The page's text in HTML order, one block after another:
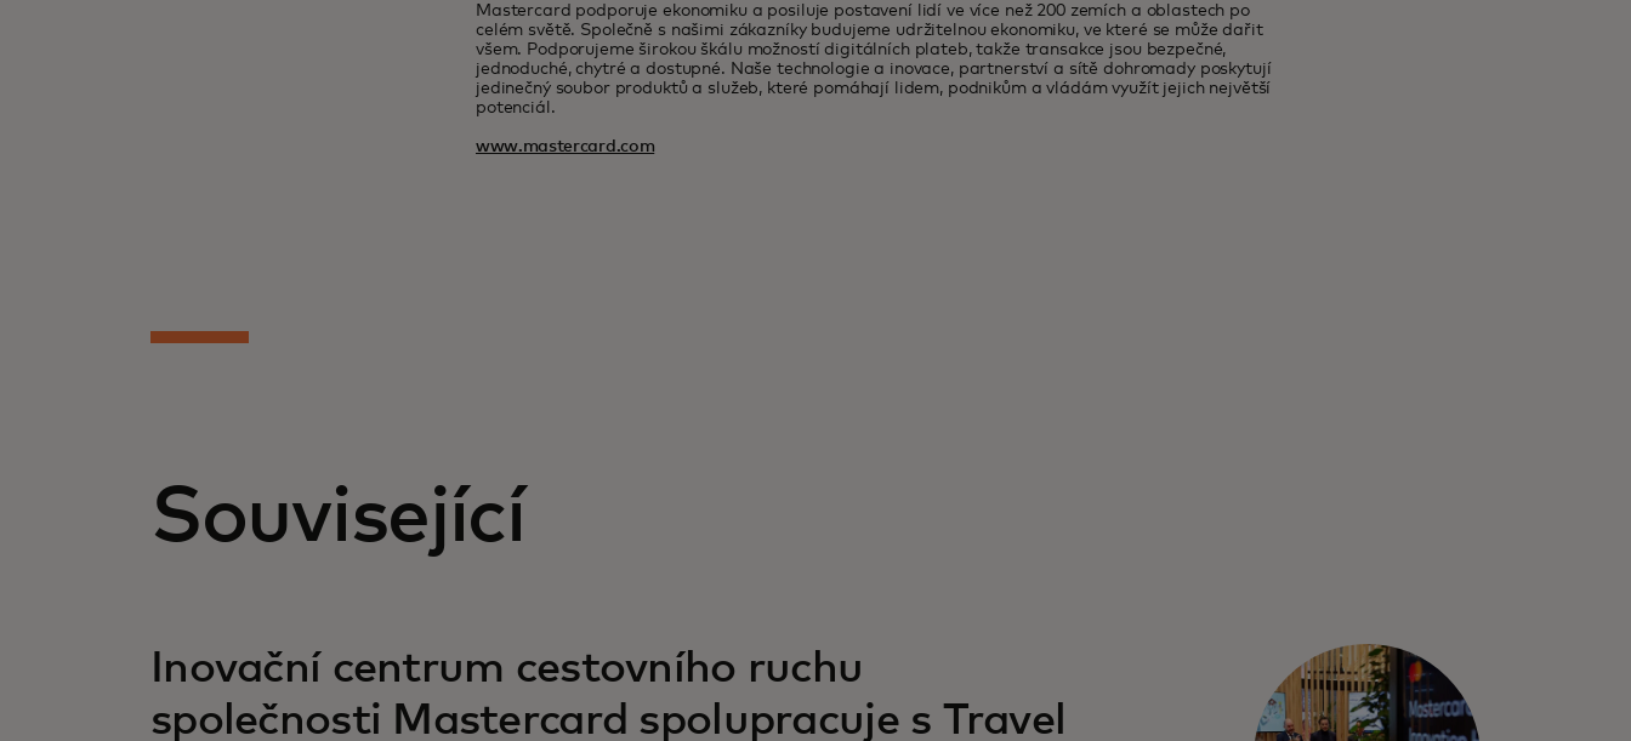
Mastercard podporuje ekonomiku a posiluje postavení lidí ve více než 200 zemích a oblastech po
celém světě. Společně s našimi zákazníky budujeme udržitelnou ekonomiku, ve které se může dařit
všem. Podporujeme širokou škálu možností digitálních plateb, takže transakce jsou bezpečné,
jednoduché, chytré a dostupné. Naše technologie a inovace, partnerství a sítě dohromady poskytují
jedinečný soubor produktů a služeb, které pomáhají lidem, podnikům a vládám využít jejich největší
potenciál.
www.mastercard.com
Související
Inovační centrum cestovního ruchu
společnosti Mastercard spolupracuje s Travel
opens in a new tab